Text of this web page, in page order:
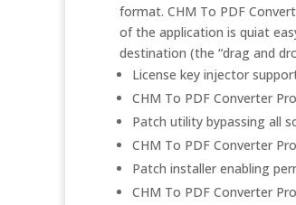
format. CHM To PDF
of the application is quiat
destination (the “drag and
License key injector
CHM To PDF Converter
Patch utility bypassing all
CHM To PDF Converter
Patch installer enabling
CHM To PDF Converter